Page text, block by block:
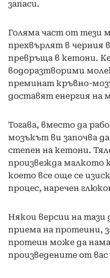
запаси.
Голяма част от тези
прехвърлят в черния
превръща в кетони.
водоразтворими
преминат кръвно-
доставят енергия на
Тогава, вместо да
мозъкът ви започва
степен на кетони.
произвежда малкото
което все още се
процес, наречен
Някои версии на тази
приема на протеини,
протеин може да
произведените от